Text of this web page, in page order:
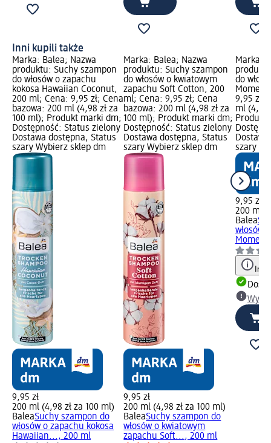
Inni kupili także
Marka: Balea; Nazwa
produktu: Suchy szampon
do włosów o zapachu
kokosa Hawaiian Coconut,
200 ml; Cena: 9,95 zł; Cena
bazowa: 200 ml (4,98 zł za
100 ml); Produkt marki dm;
Dostępność: Status zielony
Dostawa dostępna, Status
szary Wybierz sklep dm
9,95 zł
200 ml (4,98 zł za 100 ml)
BaleaSuchy szampon do
włosów o zapachu kokosa
Hawaiian..., 200 ml
Marka: Balea; Nazwa
produktu: Suchy szampon
do włosów o kwiatowym
zapachu Soft Cotton, 200
ml; Cena: 9,95 zł; Cena
bazowa: 200 ml (4,98 zł za
100 ml); Produkt marki dm;
Dostępność: Status zielony
Dostawa dostępna, Status
szary Wybierz sklep dm
9,95 zł
200 ml (4,98 zł za 100 ml)
BaleaSuchy szampon do
włosów o kwiatowym
zapachu Soft..., 200 ml
Marka:
do
9,95 zł;
ml (4,98
Produkt
szary
9,95 zł
200 ml
Balea
włosów